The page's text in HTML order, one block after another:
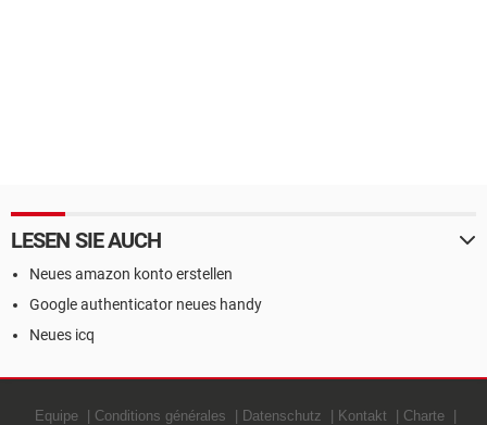
LESEN SIE AUCH
Neues amazon konto erstellen
Google authenticator neues handy
Neues icq
Equipe Conditions générales Datenschutz Kontakt Charte